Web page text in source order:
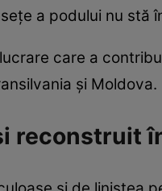
a podului nu stă
care a
și Moldova.
reconstruit